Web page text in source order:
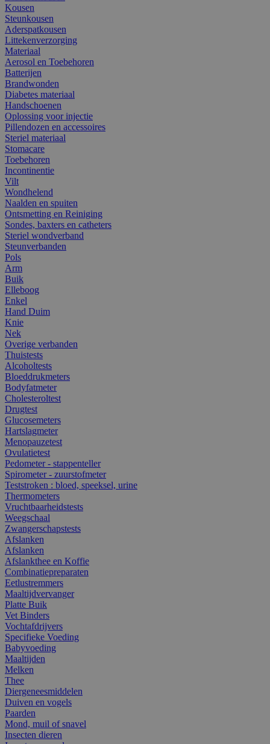
Kousen
Steunkousen
Aderspatkousen
Littekenverzorging
Materiaal
Aerosol en Toebehoren
Batterijen
Brandwonden
Diabetes materiaal
Handschoenen
Oplossing voor injectie
Pillendozen en accessoires
Steriel materiaal
Stomacare
Toebehoren
Incontinentie
Vilt
Wondhelend
Naalden en spuiten
Ontsmetting en Reiniging
Sondes, baxters en catheters
Steriel wondverband
Steunverbanden
Pols
Arm
Buik
Elleboog
Enkel
Hand Duim
Knie
Nek
Overige verbanden
Thuistests
Alcoholtests
Bloeddrukmeters
Bodyfatmeter
Cholesteroltest
Drugtest
Glucosemeters
Hartslagmeter
Menopauzetest
Ovulatietest
Pedometer - stappenteller
Spirometer - zuurstofmeter
Teststroken : bloed, speeksel, urine
Thermometers
Vruchtbaarheidstests
Weegschaal
Zwangerschapstests
Afslanken
Afslanken
Afslankthee en Koffie
Combinatiepreparaten
Eetlustremmers
Maaltijdvervanger
Platte Buik
Vet Binders
Vochtafdrijvers
Specifieke Voeding
Babyvoeding
Maaltijden
Melken
Thee
Diergeneesmiddelen
Duiven en vogels
Paarden
Mond, muil of snavel
Insecten dieren